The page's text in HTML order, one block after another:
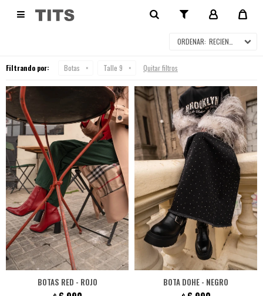

RECIENTES
Filtrando por: Botas Talle 9 Quitar filtros
BOTAS RED - ROJO BOTA DOHE - NEGRO